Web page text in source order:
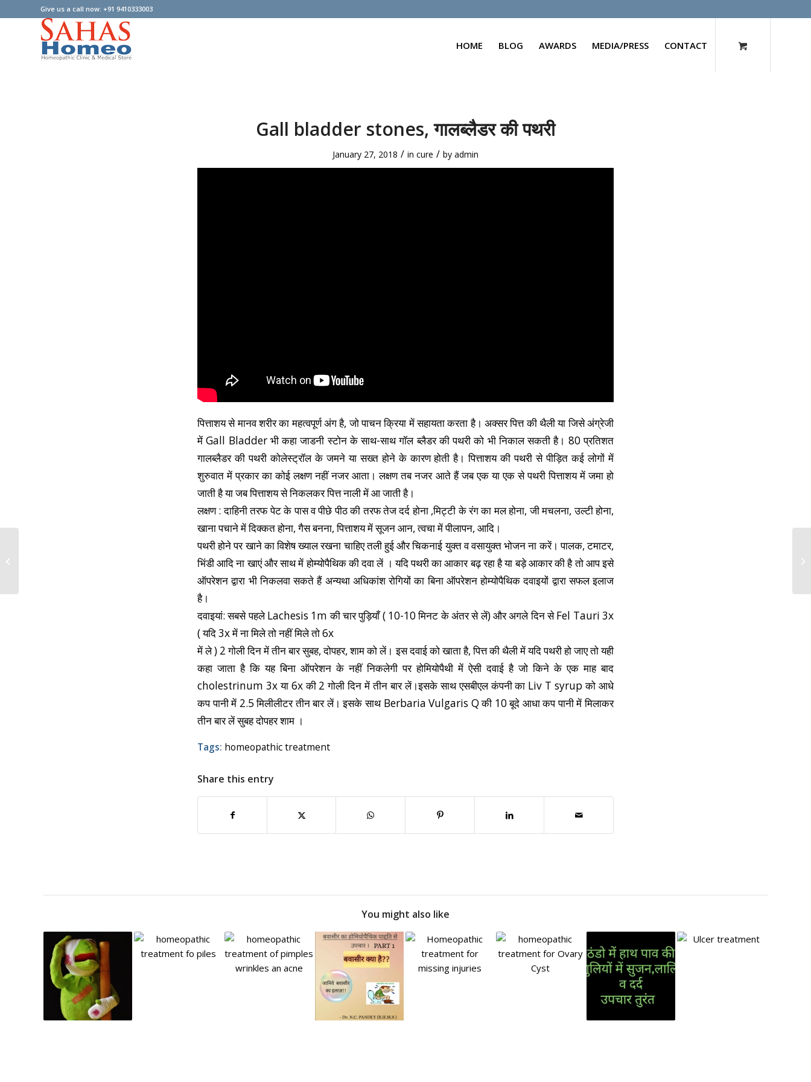
Give us a call now: +91 9410333003
HOME BLOG AWARDS MEDIA/PRESS CONTACT
Gall bladder stones, गालब्लैडर की पथरी
January 27, 2018 / in cure / by admin
पित्ताशय से मानव शरीर का महत्वपूर्ण अंग है, जो पाचन क्रिया में सहायता करता है। अक्सर पित्त की थैली या जिसे अंग्रेजी
में Gall Bladder भी कहा जाडनी स्टोन के साथ-साथ गॉल ब्लैडर की पथरी को भी निकाल सकती है। 80 प्रतिशत
गालब्लैडर की पथरी कोलेस्ट्रॉल के जमने या सख्त होने के कारण होती है। पित्ताशय की पथरी से पीड़ित कई लोगों में
शुरुवात में प्रकार का कोई लक्षण नहीं नजर आता। लक्षण तब नजर आते हैं जब एक या एक से पथरी पित्ताशय में जमा हो
जाती है या जब पित्ताशय से निकलकर पित्त नाली में आ जाती है।
लक्षण : दाहिनी तरफ पेट के पास व पीछे पीठ की तरफ तेज दर्द होना ,मिट्टी के रंग का मल होना, जी मचलना, उल्टी होना,
खाना पचाने में दिक्कत होना, गैस बनना, पित्ताशय में सूजन आन, त्वचा में पीलापन, आदि।
पथरी होने पर खाने का विशेष ख्याल रखना चाहिए तली हुई और चिकनाई युक्त व वसायुक्त भोजन ना करें। पालक, टमाटर,
भिंडी आदि ना खाएं और साथ में होम्योपैथिक की दवा लें । यदि पथरी का आकार बढ़ रहा है या बड़े आकार की है तो आप इसे
ऑपरेशन द्वारा भी निकलवा सकते हैं अन्यथा अधिकांश रोगियों का बिना ऑपरेशन होम्योपैथिक दवाइयों द्वारा सफल इलाज
है।
दवाइयां: सबसे पहले Lachesis 1m की चार पुड़ियाँ ( 10-10 मिनट के अंतर से लें) और अगले दिन से Fel Tauri 3x
( यदि 3x में ना मिले तो नहीं मिले तो 6x
में ले ) 2 गोली दिन में तीन बार सुबह, दोपहर, शाम को लें। इस दवाई को खाता है, पित्त की थैली में यदि पथरी हो जाए तो यही
कहा जाता है कि यह बिना ऑपरेशन के नहीं निकलेगी पर होमियोपैथी में ऐसी दवाई है जो किने के एक माह बाद
cholestrinum 3x या 6x की 2 गोली दिन में तीन बार लें।इसके साथ एसबीएल कंपनी का Liv T syrup को आधे
कप पानी में 2.5 मिलीलीटर तीन बार लें। इसके साथ Berbaria Vulgaris Q की 10 बूदे आधा कप पानी में मिलाकर
तीन बार लें सुबह दोपहर शाम ।
Tags: homeopathic treatment
Share this entry
You might also like